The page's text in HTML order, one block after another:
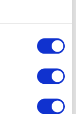
At vise